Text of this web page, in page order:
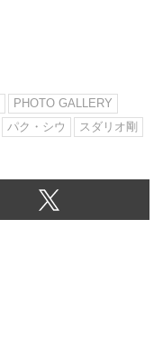
PHOTO GALLERY
パク・シウ
スダリオ剛